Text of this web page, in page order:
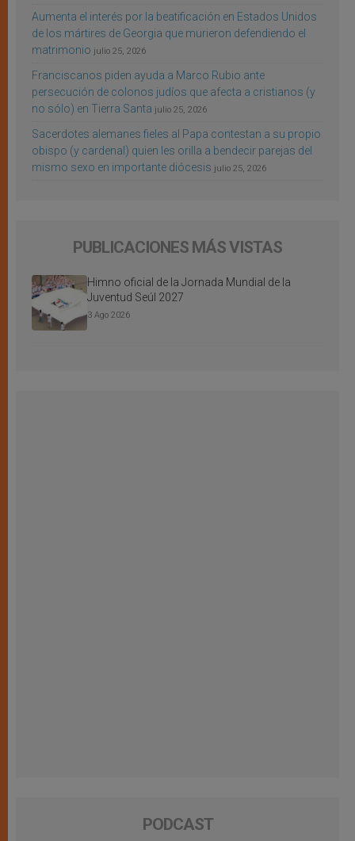
Aumenta el interés por la beatificación en Estados Unidos
de los mártires de Georgia que murieron defendiendo el
matrimonio julio 25, 2026
Franciscanos piden ayuda a Marco Rubio ante
persecución de colonos judíos que afecta a cristianos (y
no sólo) en Tierra Santa julio 25, 2026
Sacerdotes alemanes fieles al Papa contestan a su propio
obispo (y cardenal) quien les orilla a bendecir parejas del
mismo sexo en importante diócesis julio 25, 2026
PUBLICACIONES MÁS VISTAS
Himno oficial de la Jornada Mundial de la
Juventud Seúl 2027
3 Ago 2026
PODCAST